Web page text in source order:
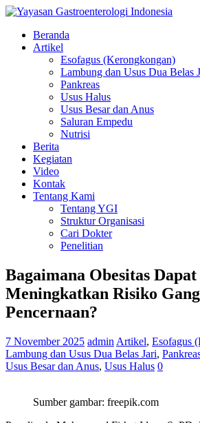
Beranda
Artikel
Esofagus (Kerongkongan)
Lambung dan Usus Dua Belas
Pankreas
Usus Halus
Usus Besar dan Anus
Saluran Empedu
Nutrisi
Berita
Kegiatan
Video
Kontak
Tentang Kami
Tentang YGI
Struktur Organisasi
Cari Dokter
Penelitian
Bagaimana Obesitas Dapat
Meningkatkan Risiko
Pencernaan?
7 November 2025 admin Artikel, Esofagus
Lambung dan Usus Dua Belas Jari,
Usus Besar dan Anus, Usus Halus 0
Sumber gambar: freepik.com